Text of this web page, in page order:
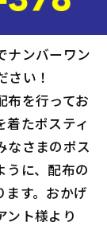
ナンバーワン
い！
布を行ってお
着たポスティ
なさまのポス
うに、配布の
す。おかげ
ント様より